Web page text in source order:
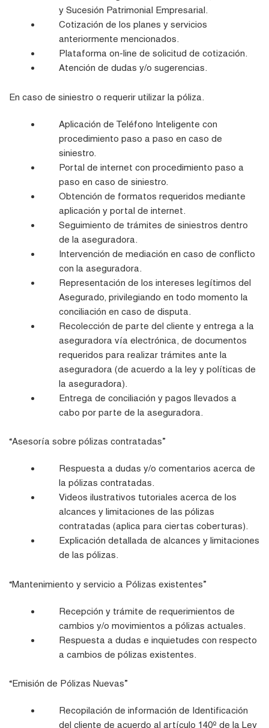
y Sucesión Patrimonial Empresarial.
Cotización de los planes y servicios
anteriormente mencionados.
Plataforma on-line de solicitud de cotización.
Atención de dudas y/o sugerencias.
En caso de siniestro o requerir utilizar la póliza.
Aplicación de Teléfono Inteligente con
procedimiento paso a paso en caso de
siniestro.
Portal de internet con procedimiento paso a
paso en caso de siniestro.
Obtención de formatos requeridos mediante
aplicación y portal de internet.
Seguimiento de trámites de siniestros dentro
de la aseguradora.
Intervención de mediación en caso de conflicto
con la aseguradora.
Representación de los intereses legítimos del
Asegurado, privilegiando en todo momento la
conciliación en caso de disputa.
Recolección de parte del cliente y entrega a la
aseguradora vía electrónica, de documentos
requeridos para realizar trámites ante la
aseguradora (de acuerdo a la ley y políticas de
la aseguradora).
Entrega de conciliación y pagos llevados a
cabo por parte de la aseguradora.
“Asesoría sobre pólizas contratadas”
Respuesta a dudas y/o comentarios acerca de
la pólizas contratadas.
Videos ilustrativos tutoriales acerca de los
alcances y limitaciones de las pólizas
contratadas (aplica para ciertas coberturas).
Explicación detallada de alcances y limitaciones
de las pólizas.
“Mantenimiento y servicio a Pólizas existentes”
Recepción y trámite de requerimientos de
cambios y/o movimientos a pólizas actuales.
Respuesta a dudas e inquietudes con respecto
a cambios de pólizas existentes.
“Emisión de Pólizas Nuevas”
Recopilación de información de Identificación
del cliente de acuerdo al artículo 140º de la Ley